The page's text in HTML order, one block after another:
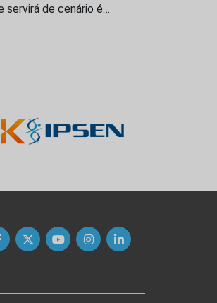
servirá de cenário é…